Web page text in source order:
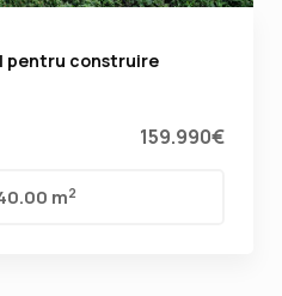
pentru construire
159.990€
m2